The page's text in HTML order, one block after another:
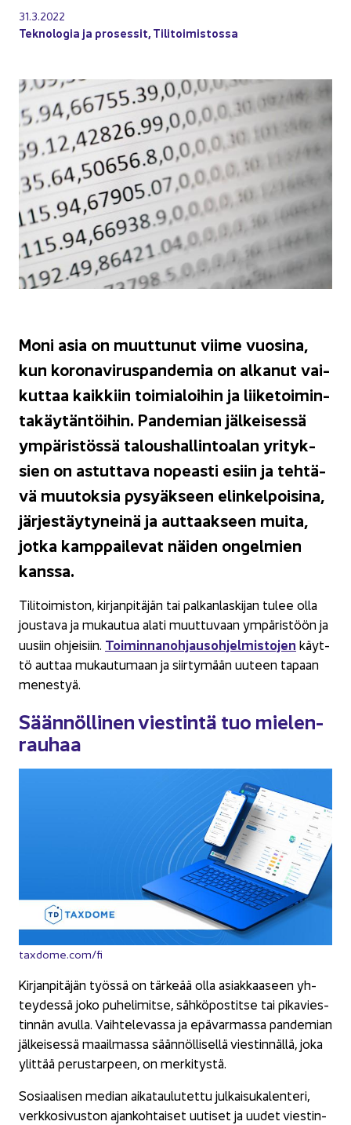
31.3.2022
Tek­no­lo­gia ja pro­ses­sit,Ti­li­toi­mis­tos­sa
Moni asia on muut­tu­nut viime vuo­si­na,
kun ko­ro­na­vi­rus­pan­de­mia on al­ka­nut vai­
kut­taa kaik­kiin toi­mia­loi­hin ja lii­ke­toi­min­
ta­käy­tän­töi­hin. Pan­de­mian jäl­kei­ses­sä
ym­pä­ris­tös­sä ta­lous­hal­lin­toa­lan yri­tyk­
sien on as­tut­ta­va no­peas­ti esiin ja teh­tä­
vä muu­tok­sia py­syäk­seen elin­kel­poi­si­na,
jär­jes­täy­ty­nei­nä ja aut­taak­seen muita,
jotka kamp­pai­le­vat näi­den on­gel­mien
kans­sa.
Ti­li­toi­mis­ton, kir­jan­pi­tä­jän tai pal­kan­las­ki­jan tulee olla
jous­ta­va ja mu­kau­tua alati muut­tu­vaan ym­pä­ris­töön ja
uusiin oh­jei­siin. Toi­min­na­noh­jaus­oh­jel­mis­to­jen käyt­
tö aut­taa mu­kau­tu­maan ja siir­ty­mään uu­teen ta­paan
me­nes­tyä.
Sään­nöl­li­nen vies­tin­tä tuo mie­len­
rau­haa
taxdome.com/fi
Kir­jan­pi­tä­jän työs­sä on tär­ke­ää olla asiak­kaa­seen yh­
tey­des­sä joko pu­he­li­mit­se, säh­kö­pos­tit­se tai pi­ka­vies­
tin­nän avul­la. Vaih­te­le­vas­sa ja epä­var­mas­sa pan­de­mian
jäl­kei­ses­sä maa­il­mas­sa sään­nöl­li­sel­lä vies­tin­näl­lä, joka
ylit­tää pe­rus­tar­peen, on mer­ki­tys­tä.
So­si­aa­li­sen me­dian ai­ka­tau­lu­tet­tu jul­kai­su­ka­len­te­ri,
verk­ko­si­vus­ton ajan­koh­tai­set uu­ti­set ja uudet vies­tin­